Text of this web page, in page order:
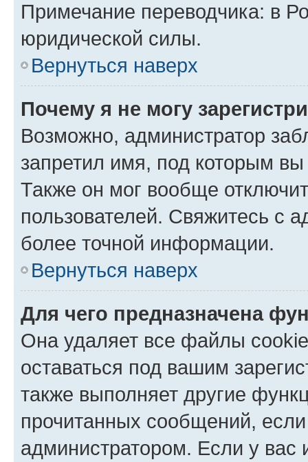
Примечание переводчика: в
юридической силы.
Вернуться наверх
Почему я не могу
Возможно, администратор
запретил имя, под которым вы
Также он мог вообще
пользователей. Свяжитесь с
более точной информации.
Вернуться наверх
Для чего предназначена
Она удаляет все файлы
оставаться под вашим
также выполняет другие
прочитанных сообщений,
администратором. Если у